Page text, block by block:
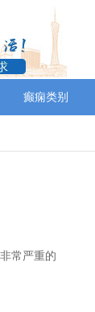
癫痫类别
常严重的